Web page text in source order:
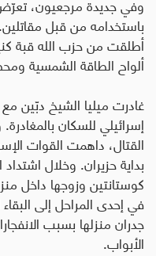
باستخدامه من قبل
أطلقت من حزب الله قبة
ألواح الطاقة الشمسية
غادرت ميليا الشيخ دبّين مع
إسرائيلي للسكان
القتال، داهمت القوات
بداية حزيران. وخلال اشتداد
كوستانتين وزوجها داخل
في إحدى المراحل إلى
جدران منزلها بسبب
الأبواب.